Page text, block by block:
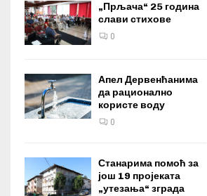
„Прљача“ 25 година
слави стихове
0
Апел Дервенћанима
да рационално
користе воду
0
Станарима помоћ за
још 19 пројеката
„утезања“ зграда